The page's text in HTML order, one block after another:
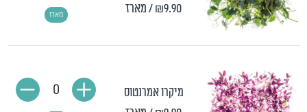
₪9.90/ מארז מארז
מיקרו אמרנטוס
0